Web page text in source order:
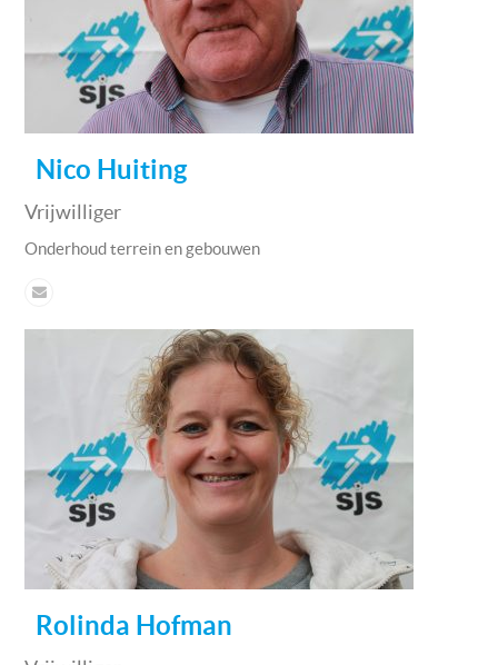
Nico Huiting
Vrijwilliger
Onderhoud terrein en gebouwen
Rolinda Hofman